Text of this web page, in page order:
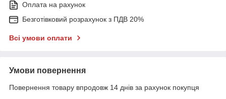
Оплата на рахунок
Безготівковий розрахунок з ПДВ 20%
Всі умови оплати
Умови повернення
Повернення товару впродовж 14 днів за рахунок покупця